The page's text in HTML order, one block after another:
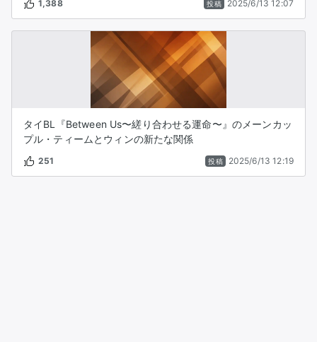
1,388 投稿 2025/6/13 12:07
タイBL『Between Us〜縒り合わせる運命〜』のメーンカッ
プル・ティームとウィンの新たな関係
251 投稿 2025/6/13 12:19